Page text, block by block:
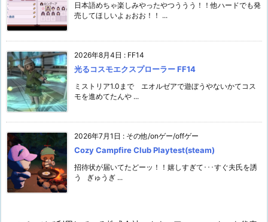
日本語めちゃ楽しみやったやつううう！！他ハードでも発
売してほしいよぉおお！！ ...
2026年8月4日 : FF14
光るコスモエクスプローラー FF14
ミストリア1.0まで エオルゼアで遊ぼうやないかてコス
モを進めてたんや ...
2026年7月1日 : その他/onゲー/offゲー
Cozy Campfire Club Playtest(steam)
招待状が届いてたどーッ！！嬉しすぎて･･･すぐ夫氏を誘
う ぎゅうぎ ...